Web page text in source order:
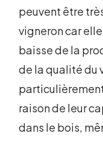
peuvent être
vigneron car
baisse de la
de la qualité du
raison de leur
dans le bois,